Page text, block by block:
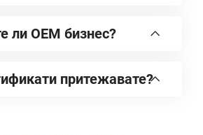
ли OEM бизнес?
притежавате?